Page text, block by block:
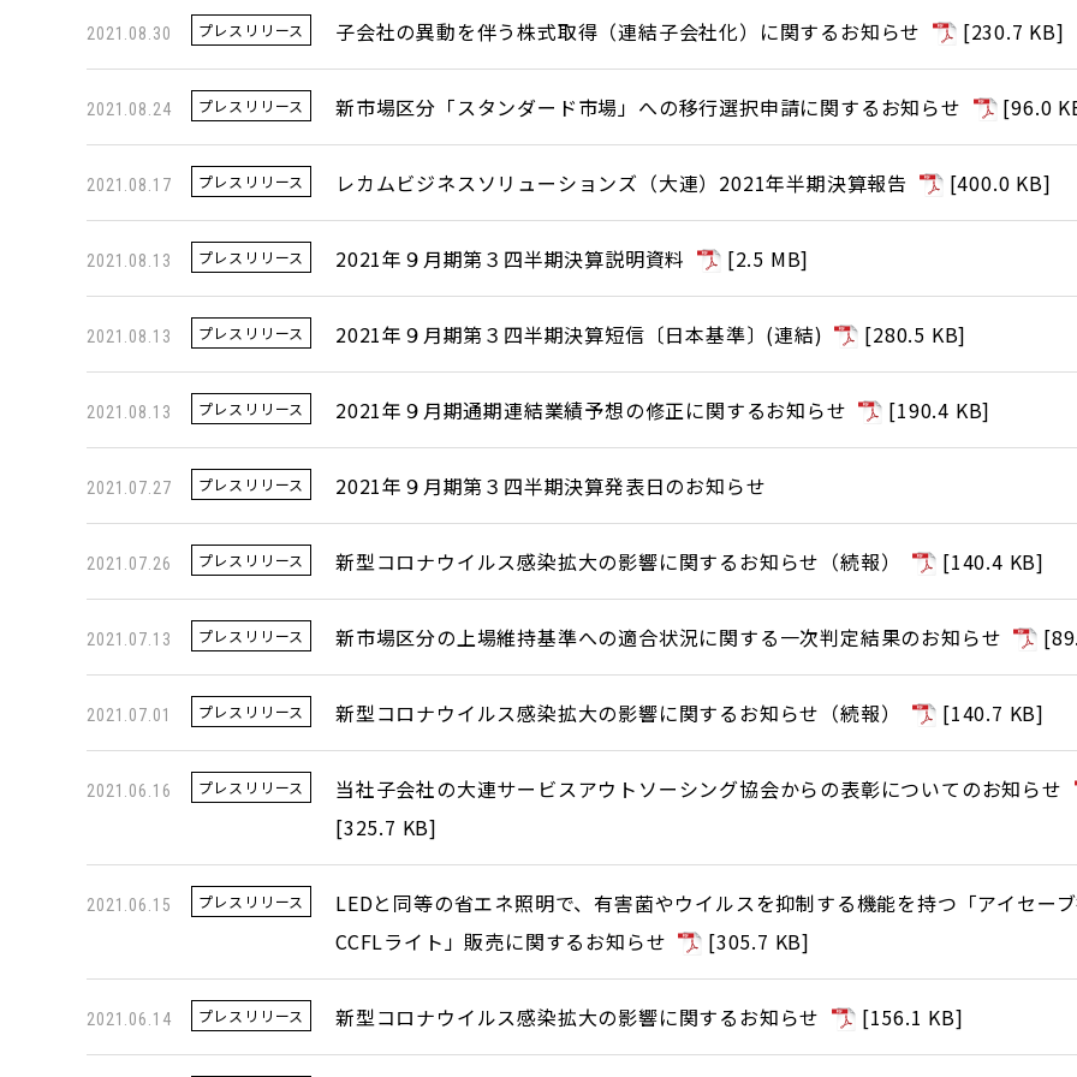
2021.08.30 プレスリリース 子会社の異動を伴う株式取得（連結子会社化）に関するお知らせ [230.7 KB]
2021.08.24 プレスリリース 新市場区分「スタンダード市場」への移行選択申請に関するお知らせ [96.0
2021.08.17 プレスリリース レカムビジネスソリューションズ（大連）2021年半期決算報告 [400.0 KB]
2021.08.13 プレスリリース 2021年９月期第３四半期決算説明資料 [2.5 MB]
2021.08.13 プレスリリース 2021年９月期第３四半期決算短信〔日本基準〕(連結) [280.5 KB]
2021.08.13 プレスリリース 2021年９月期通期連結業績予想の修正に関するお知らせ [190.4 KB]
2021.07.27 プレスリリース 2021年９月期第３四半期決算発表日のお知らせ
2021.07.26 プレスリリース 新型コロナウイルス感染拡大の影響に関するお知らせ（続報） [140.4 KB]
2021.07.13 プレスリリース 新市場区分の上場維持基準への適合状況に関する一次判定結果のお知らせ [
2021.07.01 プレスリリース 新型コロナウイルス感染拡大の影響に関するお知らせ（続報） [140.7 KB]
2021.06.16 プレスリリース
当社子会社の大連サービスアウトソーシング協会からの表彰についてのお知らせ
[325.7 KB]
2021.06.15 プレスリリース
LEDと同等の省エネ照明で、有害菌やウイルスを抑制する機能を持つ「アイセー
CCFLライト」販売に関するお知らせ
[305.7 KB]
2021.06.14 プレスリリース 新型コロナウイルス感染拡大の影響に関するお知らせ [156.1 KB]